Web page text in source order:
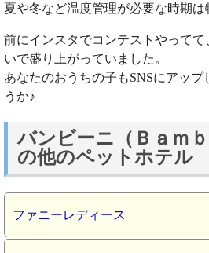
夏や冬など温度管理が必要な時期は
前にインスタでコンテストやって
いで盛り上がっていました。
あなたのおうちの子もSNSにアップ
うか♪
バンビーニ（Ｂａｍ
の他のペットホテル
ファニーレディース